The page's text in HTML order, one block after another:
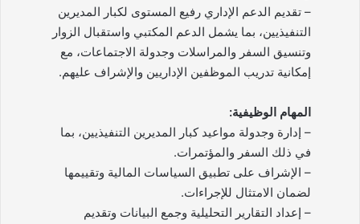
– تقديم الدعم الإداري رفيع المستوى لكبار المديرين
التنفيذيين، بما يشمل الدعم المكتبي واستقبال الزوار
وتنسيق السفر والمراسلات وجدولة الاجتماعات، مع
إمكانية تدريب الموظفين الإداريين والإشراف عليهم.
المهام الوظيفية:
– إدارة وجدولة مواعيد كبار المديرين التنفيذيين، بما
في ذلك السفر والمؤتمرات.
– الإشراف على تطبيق السياسات المالية وتقييمها
لضمان الامتثال للإجراءات.
– إعداد التقارير التحليلية وجمع البيانات وتقديم